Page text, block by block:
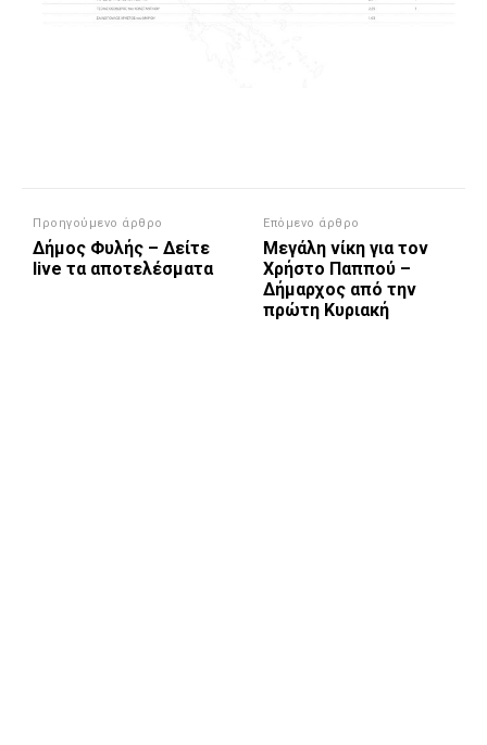
Προηγούμενο άρθρο
Δήμος Φυλής – Δείτε
live τα αποτελέσματα
Επόμενο άρθρο
Μεγάλη νίκη για τον
Χρήστο Παππού –
Δήμαρχος από την
πρώτη Κυριακή